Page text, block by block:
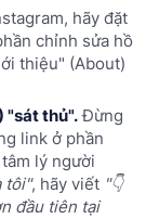
hãy đặt
chỉnh sửa hồ
thiệu" (About)
"sát thủ".Đừng
link ở phần
lý người
tôi", hãy viết "👇
đầu tiên tại